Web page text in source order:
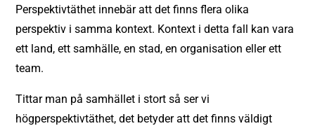
Perspektivtäthet innebär att det finns flera olika
perspektiv i samma kontext. Kontext i detta fall kan vara
ett land, ett samhälle, en stad, en organisation eller ett
team.
Tittar man på samhället i stort så ser vi
högperspektivtäthet, det betyder att det finns väldigt